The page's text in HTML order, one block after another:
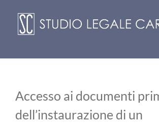
content
Accesso ai documenti
dell’instaurazione di un